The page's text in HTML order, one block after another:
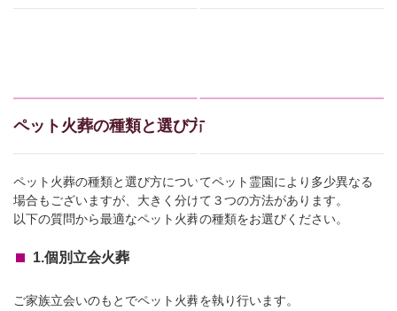
ペット火葬の種類と選び方
ペット火葬の種類と選び方についてペット霊園により多少異なる
場合もございますが、大きく分けて３つの方法があります。
以下の質問から最適なペット火葬の種類をお選びください。
1.個別立会火葬
ご家族立会いのもとでペット火葬を執り行います。